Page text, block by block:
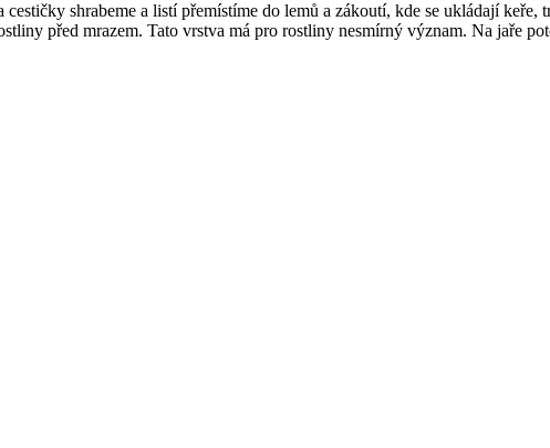
shrabeme a listí přemístíme do lemů a zákoutí, kde se ukládají
před mrazem. Tato vrstva má pro rostliny nesmírný význam. Na jaře